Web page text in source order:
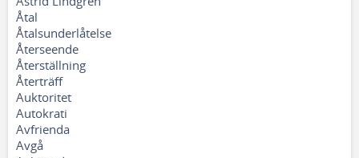
Åtal
Åtalsunderlåtelse
Återseende
Återställning
Återträff
Auktoritet
Autokrati
Avfrienda
Avgå